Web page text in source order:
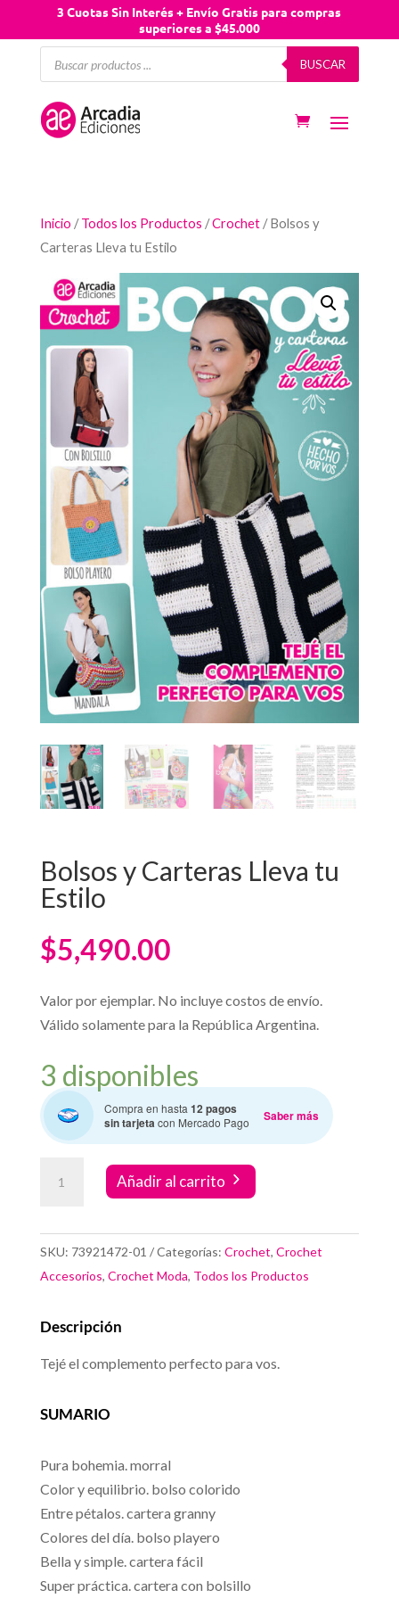
3 Cuotas Sin Interés + Envío Gratis para compras
superiores a $45.000
Búsqueda
productos
BUSCAR
Inicio /Todos los Productos /Crochet/ Bolsos y
Carteras Lleva tu Estilo
Bolsos y Carteras Lleva tu
Estilo
$5,490.00
Valor por ejemplar. No incluye costos de envío.
Válido solamente para la República Argentina.
3 disponibles
Compra en hasta12 pagos
sin tarjetacon Mercado Pago Saber más
Añadir al carrito
SKU: 73921472-01 Categorías: Crochet, Crochet
Accesorios, Crochet Moda, Todos los Productos
Descripción
Tejé el complemento perfecto para vos.
SUMARIO
Pura bohemia. morral
Color y equilibrio. bolso colorido
Entre pétalos. cartera granny
Colores del día. bolso playero
Bella y simple. cartera fácil
Super práctica. cartera con bolsillo